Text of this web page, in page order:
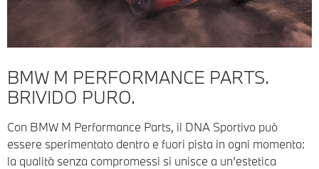
BMW M PERFORMANCE PARTS.
BRIVIDO PURO.
Con BMW M Performance Parts, il DNA Sportivo può
essere sperimentato dentro e fuori pista in ogni momento:
la qualità senza compromessi si unisce a un’estetica